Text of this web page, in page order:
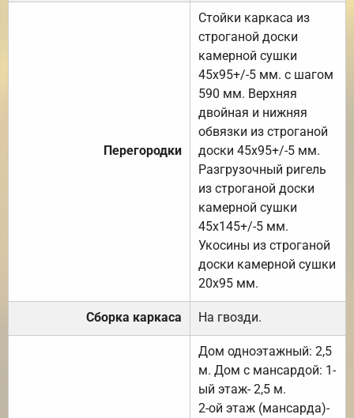
Перегородки
Стойки каркаса из
строганой доски
камерной сушки
45х95+/-5 мм. с шагом
590 мм. Верхняя
двойная и нижняя
обвязки из строганой
доски 45х95+/-5 мм.
Разгрузочный ригель
из строганой доски
камерной сушки
45х145+/-5 мм.
Укосины из строганой
доски камерной сушки
20х95 мм.
Сборка каркаса На гвозди.
Дом одноэтажный: 2,5
м. Дом с мансардой: 1-
ый этаж- 2,5 м.
2-ой этаж (мансарда)-